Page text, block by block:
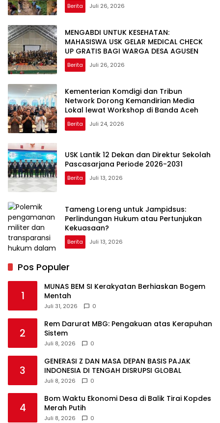
Berita Juli 26, 2026
MENGABDI UNTUK KESEHATAN:
MAHASISWA USK GELAR MEDICAL CHECK
Berita Juli 26, 2026
Kementerian Komdigi dan Tribun
Network Dorong Kemandirian Media
Lokal lewat Workshop di Banda Aceh
Berita Juli 24, 2026
USK Lantik 12 Dekan dan Direktur Sekolah
Pascasarjana Periode 2026-2031
Berita Juli 13, 2026
Tameng Loreng untuk Jampidsus:
Perlindungan Hukum atau Pertunjukan
Kekuasaan?
Berita Juli 13, 2026
Pos Populer
1
MUNAS BEM SI Kerakyatan Berhiaskan Bogem
Mentah
Juli 31, 2026 0
2
Rem Darurat MBG: Pengakuan atas Kerapuhan
Sistem
Juli 8, 2026 0
3
GENERASI Z DAN MASA DEPAN BASIS PAJAK
INDONESIA DI TENGAH DISRUPSI GLOBAL
Juli 8, 2026 0
4
Bom Waktu Ekonomi Desa di Balik Tirai Kopdes
Merah Putih
Juli 8, 2026 0